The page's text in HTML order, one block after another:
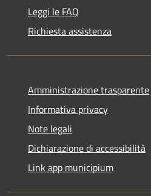
Leggi le FAQ
Richiesta assistenza
Amministrazione trasparente
Informativa privacy
Note legali
Dichiarazione di accessibilità
Link app municipium